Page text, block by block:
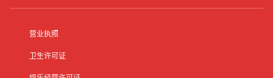
营业执照
卫生许可证